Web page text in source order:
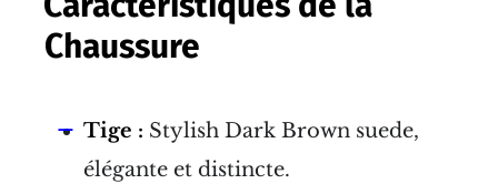
Chaussure
Tige : Stylish Dark Brown suede,
élégante et distincte.